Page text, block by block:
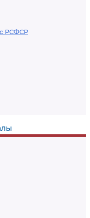
РСФСР